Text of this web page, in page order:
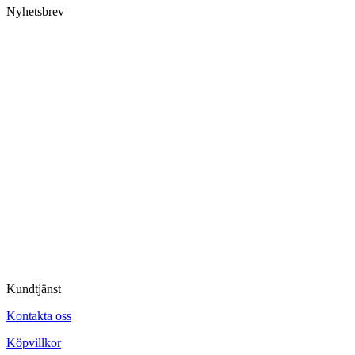
Nyhetsbrev
Kundtjänst
Kontakta oss
Köpvillkor